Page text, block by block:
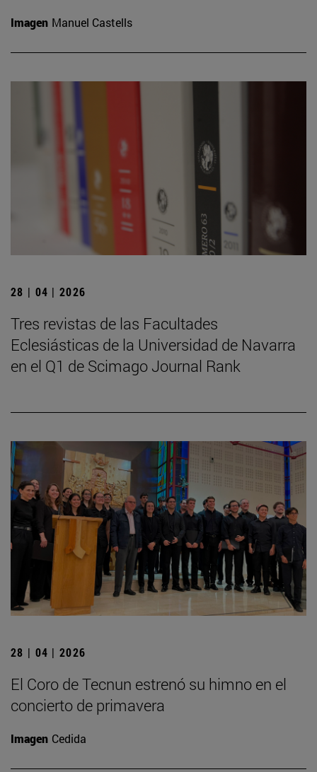
Imagen Manuel Castells
28 | 04 | 2026
Tres revistas de las Facultades
Eclesiásticas de la Universidad de Navarra
en el Q1 de Scimago Journal Rank
28 | 04 | 2026
El Coro de Tecnun estrenó su himno en el
concierto de primavera
Imagen Cedida